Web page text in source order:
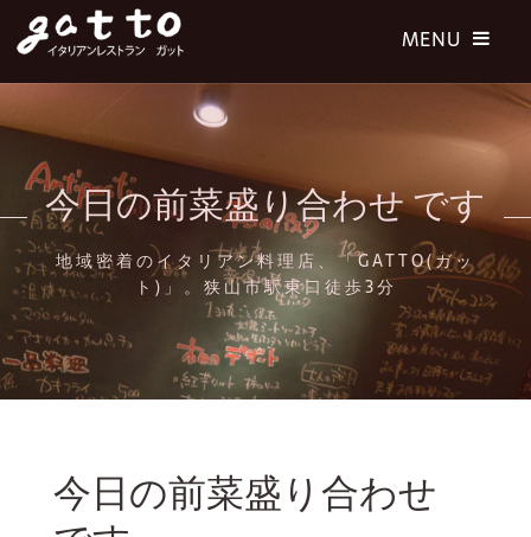
今日の前菜盛り合わせ です
地域密着のイタリアン料理店、「GATTO(ガッ
ト)」。狭山市駅東口徒歩3分
今日の前菜盛り合わせ